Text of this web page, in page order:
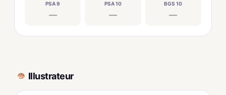
PSA 9
—
PSA 10
—
BGS 10
—
Illustrateur